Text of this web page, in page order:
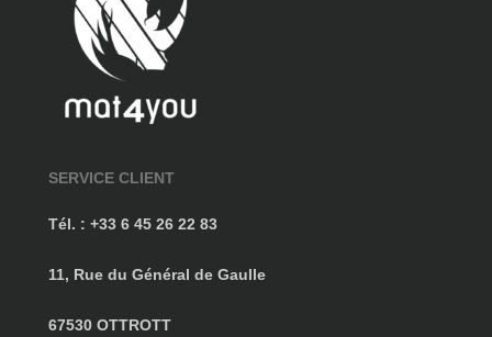
SERVICE CLIENT
Tél. : +33 6 45 26 22 83
11, Rue du Général de Gaulle
67530 OTTROTT